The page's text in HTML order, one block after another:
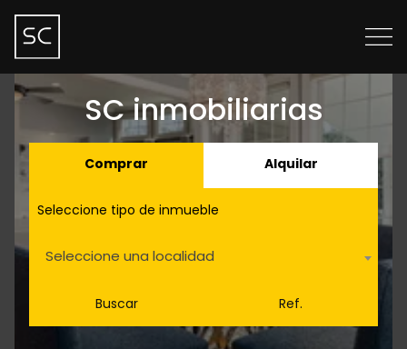
SC inmobiliarias
Comprar Alquilar
Seleccione tipo de inmueble
Seleccione una localidad
Buscar Ref.